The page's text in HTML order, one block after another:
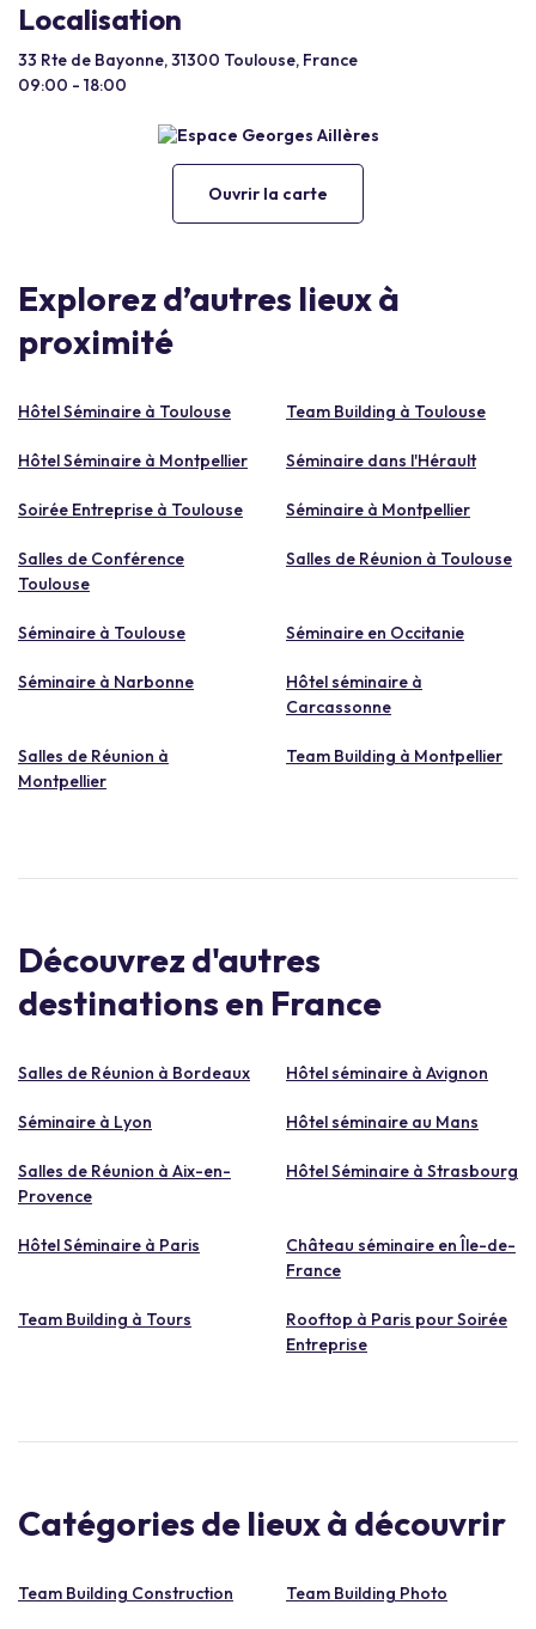
Localisation
33 Rte de Bayonne, 31300 Toulouse, France
09:00 - 18:00
Ouvrir la carte
Explorez d’autres lieux à
proximité
Hôtel Séminaire à Toulouse Team Building à Toulouse
Hôtel Séminaire à Montpellier Séminaire dans l'Hérault
Soirée Entreprise à Toulouse Séminaire à Montpellier
Salles de Conférence
Toulouse
Salles de Réunion à Toulouse
Séminaire à Toulouse Séminaire en Occitanie
Séminaire à Narbonne
Hôtel séminaire à
Carcassonne
Salles de Réunion à
Montpellier
Team Building à Montpellier
Découvrez d'autres
destinations en France
Salles de Réunion à Bordeaux Hôtel séminaire à Avignon
Séminaire à Lyon Hôtel séminaire au Mans
Salles de Réunion à Aix-en-
Provence
Hôtel Séminaire à Strasbourg
Hôtel Séminaire à Paris
Château séminaire en Île-de-
France
Team Building à Tours
Rooftop à Paris pour Soirée
Entreprise
Catégories de lieux à découvrir
Team Building Construction Team Building Photo